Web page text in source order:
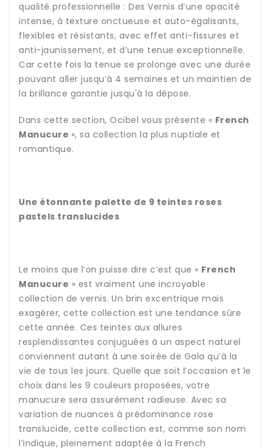
qualité professionnelle : Des Vernis d’une opacité
intense, à texture onctueuse et auto-égalisants,
flexibles et résistants, avec effet anti-fissures et
anti-jaunissement, et d’une tenue exceptionnelle.
Car cette fois la tenue se prolonge avec une durée
pouvant aller jusqu’à 4 semaines et un maintien de
la brillance garantie jusqu'à la dépose.
Dans cette section, Ocibel vous présente « French
Manucure », sa collection la plus nuptiale et
romantique.
Une étonnante palette de 9 teintes roses
pastels translucides
Le moins que l’on puisse dire c’est que « French
Manucure » est vraiment une incroyable
collection de vernis. Un brin excentrique mais
exagérer, cette collection est une tendance sûre
cette année. Ces teintes aux allures
resplendissantes conjuguées à un aspect naturel
conviennent autant à une soirée de Gala qu’à la
vie de tous les jours. Quelle que soit l’occasion et le
choix dans les 9 couleurs proposées, votre
manucure sera assurément radieuse. Avec sa
variation de nuances à prédominance rose
translucide, cette collection est, comme son nom
l’indique, pleinement adaptée à la French